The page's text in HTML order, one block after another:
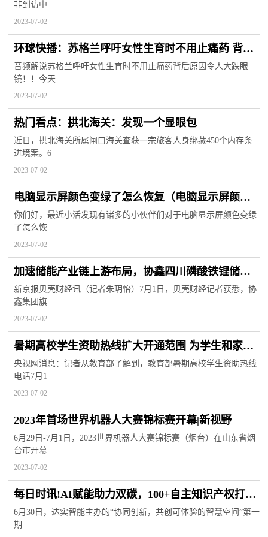
非到访中
2023-07-02
环球快播：苏格兰呼吁女性生育时不用止痛药 背后
原因令人大跌眼镜！！
音频解说苏格兰呼吁女性生育时不用止痛药背后原因令人大跌眼
镜！！今天
2023-07-02
热门看点：拱北海关：发现一个显眼包
近日，拱北海关所属闸口海关查获一宗旅客人身绑藏450个内存条
进境案。6
2023-07-02
电脑显示屏颜色变绿了怎么恢复（电脑显示屏颜色
变绿了） 世界时快讯
你们好，最近小活发现有诸多的小伙伴们对于电脑显示屏颜色变绿
了怎么恢
2023-07-02
加速储能产业链上游布局，协鑫四川磷酸铁锂储能
材料项目正式投产 每日头条
新京报贝壳财经讯（记者朱玥怡）7月1日，贝壳财经记者获悉，协
鑫集团旗
2023-07-02
暑期高校学生资助热线扩大开通范围 为学生和家长
答疑解惑 每日简讯
央视网消息：记者从教育部了解到，教育部暑期高校学生资助热线
电话7月1
2023-07-02
2023年首场世界机器人大赛锦标赛开幕|新视野
6月29日-7月1日，2023世界机器人大赛锦标赛（烟台）在山东省烟
台市开幕
2023-07-02
每日时讯!AI赋能助力双碳，100+自主知识产权打造
国内第一个“引领级”超高能效无人值守冷站
6月30日，达实智能主办的“协同创新，共创可体验的智慧空间”第一
期...